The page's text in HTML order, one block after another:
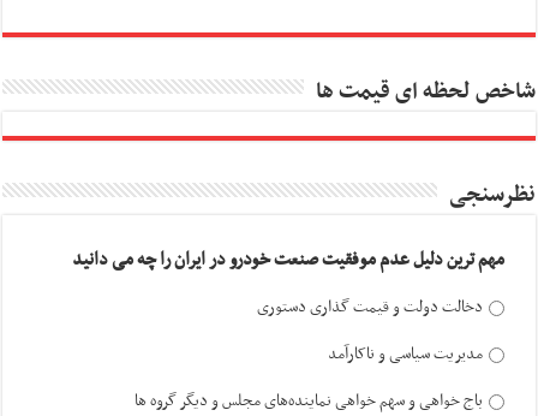
شاخص لحظه ای قیمت ها
نظرسنجی
مهم ترین دلیل عدم موفقیت صنعت خودرو در ایران را چه می دانید
دخالت دولت و قیمت گذاری دستوری
مدیریت سیاسی و ناکارآمد
باج خواهی و سهم خواهی نماینده‌های مجلس و دیگر گروه ها